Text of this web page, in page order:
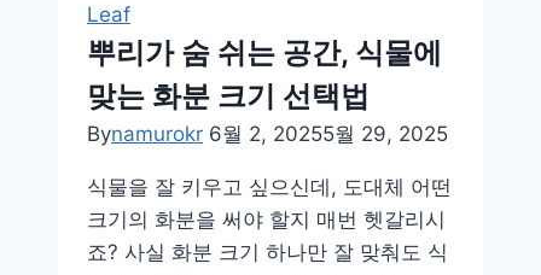
점!
화
분
잘
어
울
Leaf
뿌리가 숨 쉬는 공간, 식물에
맞는 화분 크기 선택법
Bynamurokr 6월 2, 20255월 29, 2025
식물을 잘 키우고 싶으신데, 도대체 어떤
크기의 화분을 써야 할지 매번 헷갈리시
죠? 사실 화분 크기 하나만 잘 맞춰도 식